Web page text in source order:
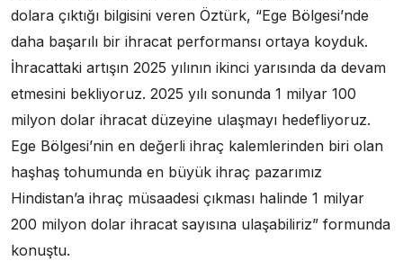
dolara çıktığı bilgisini veren Öztürk, “Ege Bölgesi’nde
daha başarılı bir ihracat performansı ortaya koyduk.
İhracattaki artışın 2025 yılının ikinci yarısında da devam
etmesini bekliyoruz. 2025 yılı sonunda 1 milyar 100
milyon dolar ihracat düzeyine ulaşmayı hedefliyoruz.
Ege Bölgesi’nin en değerli ihraç kalemlerinden biri olan
haşhaş tohumunda en büyük ihraç pazarımız
Hindistan’a ihraç müsaadesi çıkması halinde 1 milyar
200 milyon dolar ihracat sayısına ulaşabiliriz” formunda
konuştu.